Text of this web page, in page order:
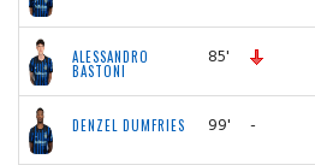
ALESSANDRO
BASTONI
85'
DENZEL DUMFRIES 99' -